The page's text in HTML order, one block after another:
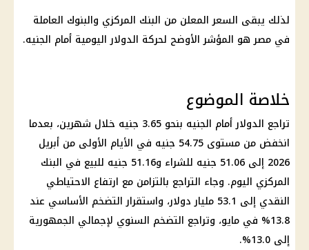
لذلك يبقى السعر المعلن من البنك المركزي والبنوك العاملة
في مصر هو المؤشر الأوضح لحركة الدولار اليومية أمام الجنيه.
خلاصة الموضوع
تراجع الدولار أمام الجنيه
بنحو 3.65 جنيه خلال شهرين، بعدما
انخفض من مستوى 54.75 جنيه في الأيام الأولى من أبريل
2026 إلى 51.06 جنيه للشراء و51.16 جنيه للبيع في
البنك
المركزي اليوم. وجاء التراجع بالتزامن مع ارتفاع الاحتياطي
النقدي إلى 53.1 مليار
دولار، واستقرار التضخم الأساسي عند
13.8% في مايو، وتراجع
التضخم السنوي لإجمالي الجمهورية
إلى 13.0%.